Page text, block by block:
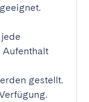
geeignet.
Aufenthalt
gestellt.